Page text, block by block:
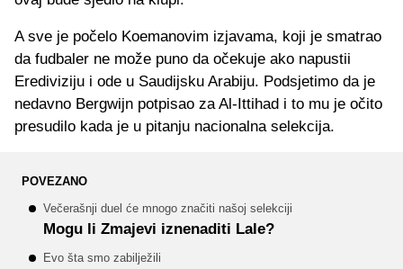
A sve je počelo Koemanovim izjavama, koji je smatrao
da fudbaler ne može puno da očekuje ako napustii
Erediviziju i ode u Saudijsku Arabiju. Podsjetimo da je
nedavno Bergwijn potpisao za Al-Ittihad i to mu je očito
presudilo kada je u pitanju nacionalna selekcija.
POVEZANO
Večerašnji duel će mnogo značiti našoj selekciji
Mogu li Zmajevi iznenaditi Lale?
Evo šta smo zabilježili